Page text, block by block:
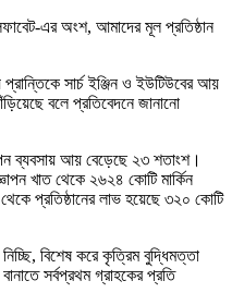
এর অংশ, আমাদের মূল প্রতিষ্ঠান
প্রান্তিকে সার্চ ইঞ্জিন ও ইউটিউবের আয়
বলে প্রতিবেদনে জানানো
ব্যবসায় আয় বেড়েছে ২৩ শতাংশ।
খাত থেকে ২৬২৪ কোটি মার্কিন
প্রতিষ্ঠানের লাভ হয়েছে ৩২০ কোটি
বিশেষ করে কৃত্রিম বুদ্ধিমত্তা
সর্বপ্রথম গ্রাহকের প্রতি